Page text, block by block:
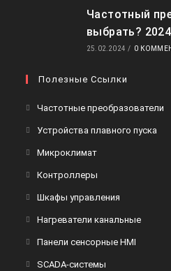
Частотный
выбрать? 2024
25.02.2024 / 0
Полезные Ссылки
Частотные преобразователи
Устройства плавного пуска
Микроклимат
Контроллеры
Шкафы управления
Нагреватели канальные
Панели сенсорные HMI
SCADA-системы